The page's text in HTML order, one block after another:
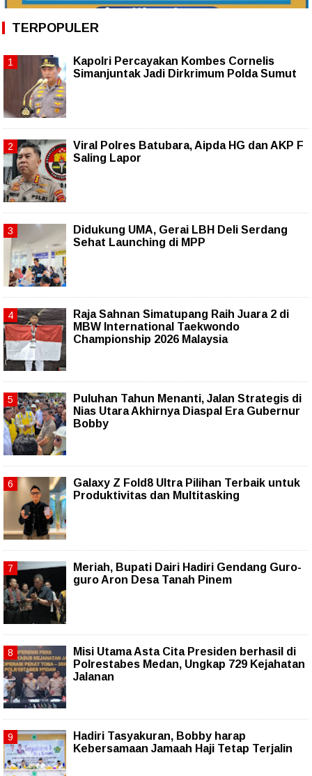
TERPOPULER
Kapolri Percayakan Kombes Cornelis
Simanjuntak Jadi Dirkrimum Polda Sumut
Viral Polres Batubara, Aipda HG dan AKP F
Saling Lapor
Didukung UMA, Gerai LBH Deli Serdang
Sehat Launching di MPP
Raja Sahnan Simatupang Raih Juara 2 di
MBW International Taekwondo
Championship 2026 Malaysia
Puluhan Tahun Menanti, Jalan Strategis di
Nias Utara Akhirnya Diaspal Era Gubernur
Bobby
Galaxy Z Fold8 Ultra Pilihan Terbaik untuk
Produktivitas dan Multitasking
Meriah, Bupati Dairi Hadiri Gendang Guro-
guro Aron Desa Tanah Pinem
Misi Utama Asta Cita Presiden berhasil di
Polrestabes Medan, Ungkap 729 Kejahatan
Jalanan
Hadiri Tasyakuran, Bobby harap
Kebersamaan Jamaah Haji Tetap Terjalin